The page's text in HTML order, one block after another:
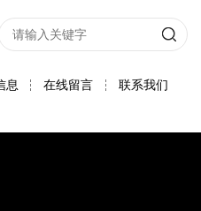
息 在线留言 联系我们